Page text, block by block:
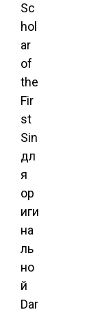
Sc
hol
ar
of
the
Fir
st
Sin
дл
я
ор
иги
на
ль
но
й
Dar